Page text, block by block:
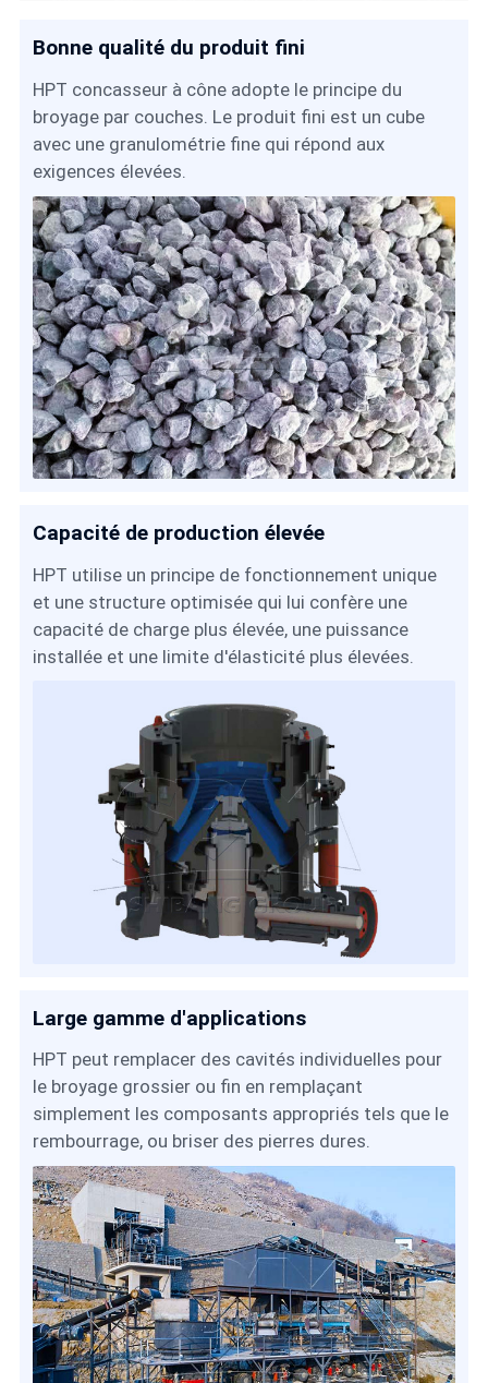
Bonne qualité du produit fini
HPT concasseur à cône adopte le principe du
broyage par couches. Le produit fini est un cube
avec une granulométrie fine qui répond aux
exigences élevées.
Capacité de production élevée
HPT utilise un principe de fonctionnement unique
et une structure optimisée qui lui confère une
capacité de charge plus élevée, une puissance
installée et une limite d'élasticité plus élevées.
Large gamme d'applications
HPT peut remplacer des cavités individuelles pour
le broyage grossier ou fin en remplaçant
simplement les composants appropriés tels que le
rembourrage, ou briser des pierres dures.